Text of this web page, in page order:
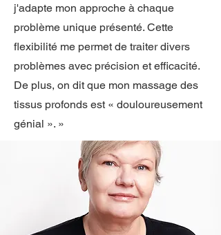
j'adapte mon approche à chaque
problème unique présenté. Cette
flexibilité me permet de traiter divers
problèmes avec précision et efficacité.
De plus, on dit que mon massage des
tissus profonds est « douloureusement
génial ». »